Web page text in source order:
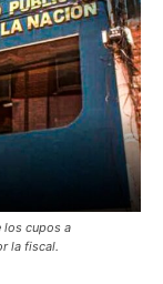
los cupos a
la fiscal.